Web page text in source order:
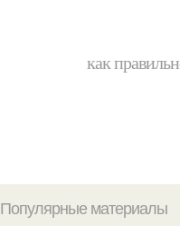
как
Популярные материалы